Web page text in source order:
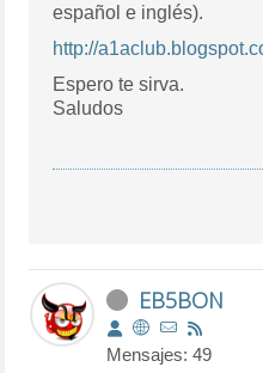
español e inglés).
http://
Espero te sirva.
Saludos
EB5BON
Mensajes: 49